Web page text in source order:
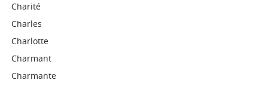
Charité
Charles
Charlotte
Charmant
Charmante